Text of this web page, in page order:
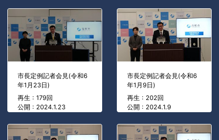
市長定例記者会見(令和6
年1月23日)
再生 : 179回
公開 : 2024.1.23
市長定例記者会見(令和6
年1月9日)
再生 : 202回
公開 : 2024.1.9